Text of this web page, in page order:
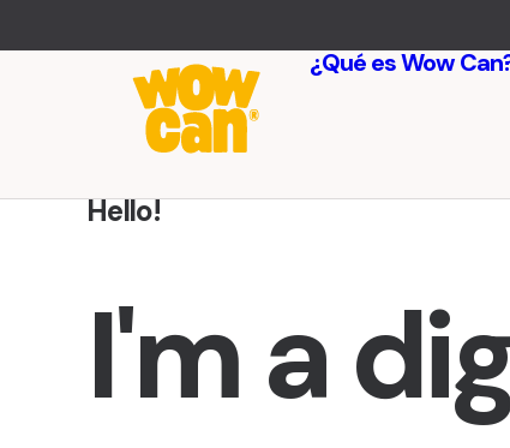
¿Qué es Wow
Hello!
I'ma